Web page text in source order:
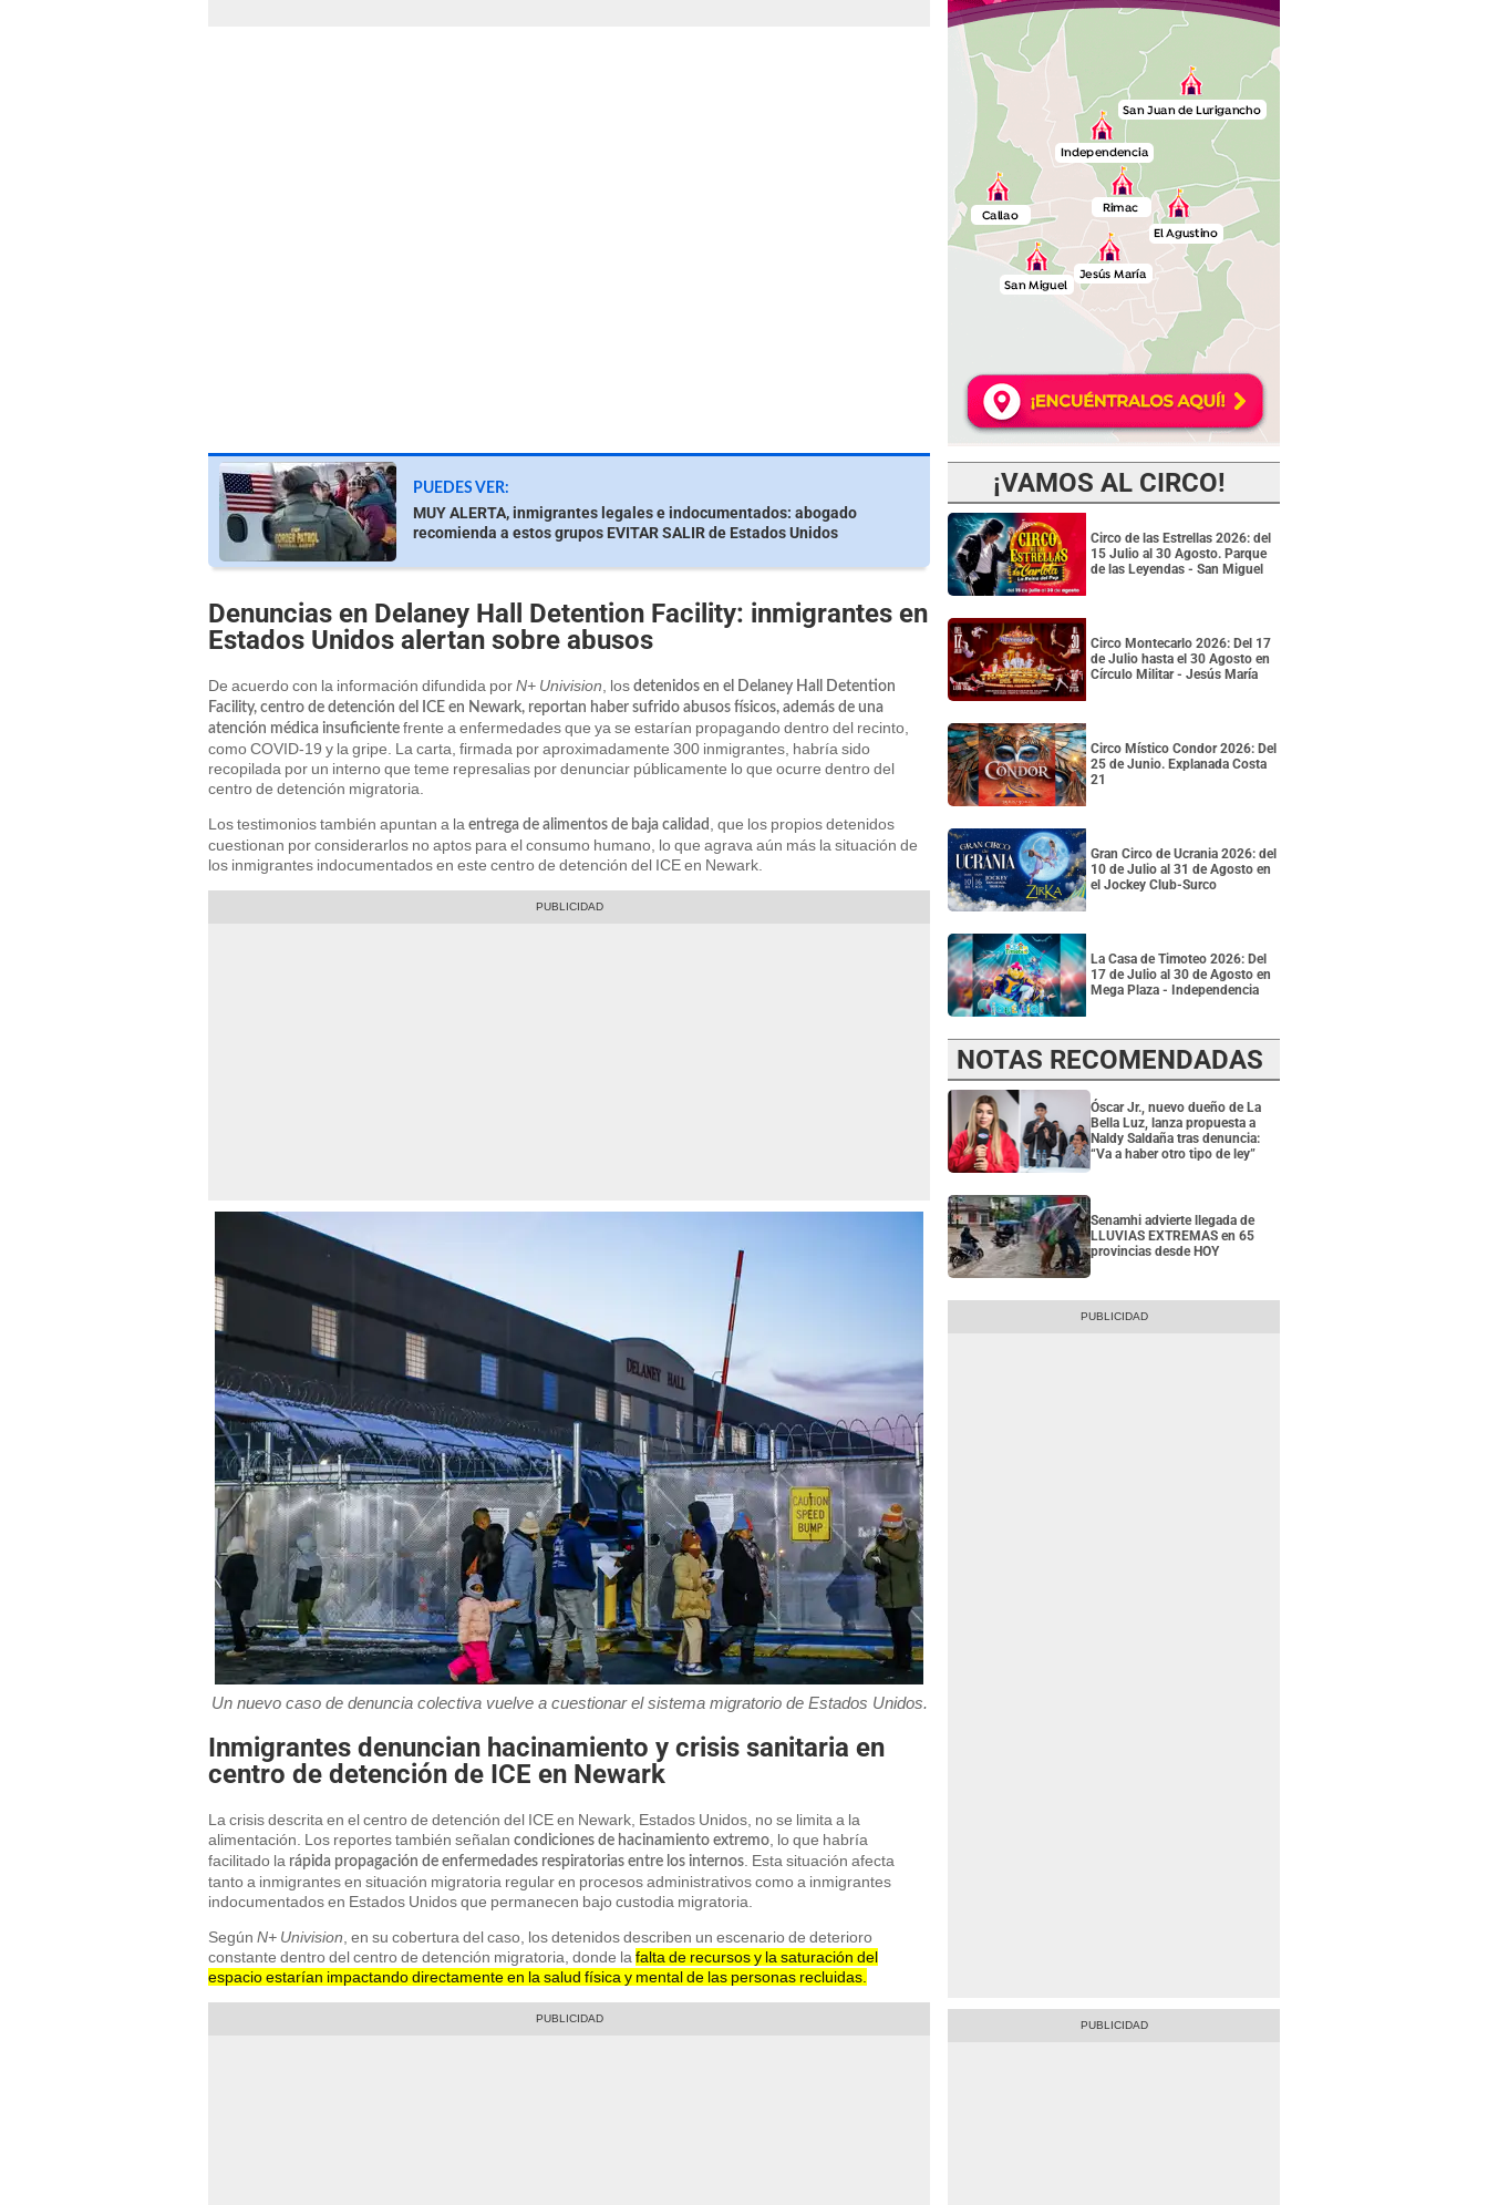
PUEDES VER:
MUY ALERTA, inmigrantes legales e indocumentados: abogado
recomienda a estos grupos EVITAR SALIR de Estados Unidos
Denuncias en Delaney Hall Detention Facility: inmigrantes en
Estados Unidos alertan sobre abusos
De acuerdo con la información difundida porN+ Univision , los detenidos en el Delaney Hall Detention
Facility, centro de detención del ICE en Newark, reportan haber sufrido abusos físicos, además de una
atención médica insuficiente frente a enfermedades que ya se estarían propagando dentro del recinto,
como COVID-19 y la gripe. La carta, firmada por aproximadamente 300 inmigrantes, habría sido
recopilada por un interno que teme represalias por denunciar públicamente lo que ocurre dentro del
centro de detención migratoria.
Los testimonios también apuntan a la entrega de alimentos de baja calidad
, que los propios detenidos
cuestionan por considerarlos no aptos para el consumo humano, lo que agrava aún más la situación de
los inmigrantes indocumentados en este centro de detención del ICE en Newark.
Un nuevo caso de denuncia colectiva vuelve a cuestionar el sistema migratorio de Estados Unidos.
Inmigrantes denuncian hacinamiento y crisis sanitaria en
centro de detención de ICE en Newark
La crisis descrita en el centro de detención del ICE en Newark, Estados Unidos, no se limita a la
alimentación. Los reportes también señalan condiciones de hacinamiento extremo, lo que habría
facilitado la rápida propagación de enfermedades respiratorias entre los internos. Esta situación afecta
tanto a inmigrantes en situación migratoria regular en procesos administrativos como a inmigrantes
indocumentados en Estados Unidos que permanecen bajo custodia migratoria.
Según N+ Univision, en su cobertura del caso, los detenidos describen un escenario de deterioro
constante dentro del centro de detención migratoria, donde lafalta de recursos y la saturación del
espacio estarían impactando directamente en la salud física y mental de las personas recluidas.
¡VAMOS AL CIRCO!
Circo de las Estrellas 2026: del
15 Julio al 30 Agosto. Parque
de las Leyendas - San Miguel
Circo Montecarlo 2026: Del 17
de Julio hasta el 30 Agosto en
Círculo Militar - Jesús María
Circo Místico Condor 2026: Del
25 de Junio. Explanada Costa
21
Gran Circo de Ucrania 2026: del
10 de Julio al 31 de Agosto en
el Jockey Club-Surco
La Casa de Timoteo 2026: Del
17 de Julio al 30 de Agosto en
Mega Plaza - Independencia
NOTAS RECOMENDADAS
Óscar Jr., nuevo dueño de La
Bella Luz, lanza propuesta a
Naldy Saldaña tras denuncia:
“Va a haber otro tipo de ley”
Senamhi advierte llegada de
LLUVIAS EXTREMAS en 65
provincias desde HOY